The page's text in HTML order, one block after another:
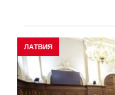
ЛАТВИЯ